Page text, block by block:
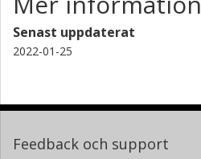
Senast uppdaterat
2022-01-25
Feedback och support